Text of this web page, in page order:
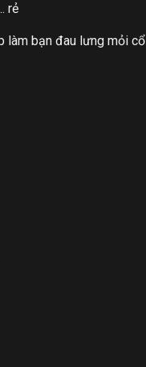
rẻ
làm bạn đau lưng mỏi cổ